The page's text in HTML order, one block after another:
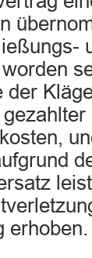
der
erhoben.